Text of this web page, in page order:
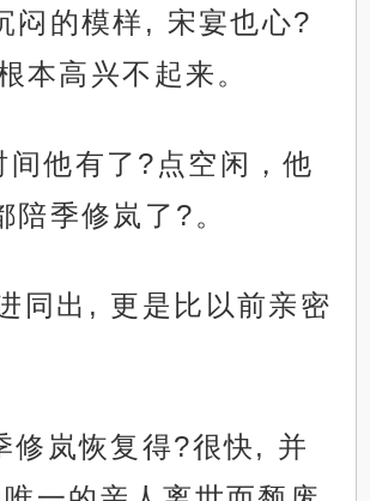
闷的模样, 宋宴也心?
本高兴不起来。
间他有了?点空闲，他
陪季修岚了?。
同出, 更是比以前亲密
修岚恢复得?很快, 并